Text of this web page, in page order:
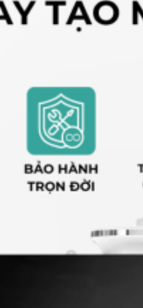
trong giỏ hàng.
giỏ hàng.